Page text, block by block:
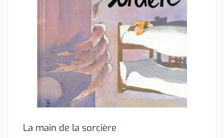
La main de la sorcière